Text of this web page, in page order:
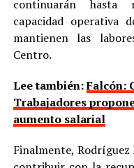
continuarán hasta
capacidad operativa
mantienen las
Centro.
Lee también:Falcón:
Trabajadores
aumento salarial
Finalmente,